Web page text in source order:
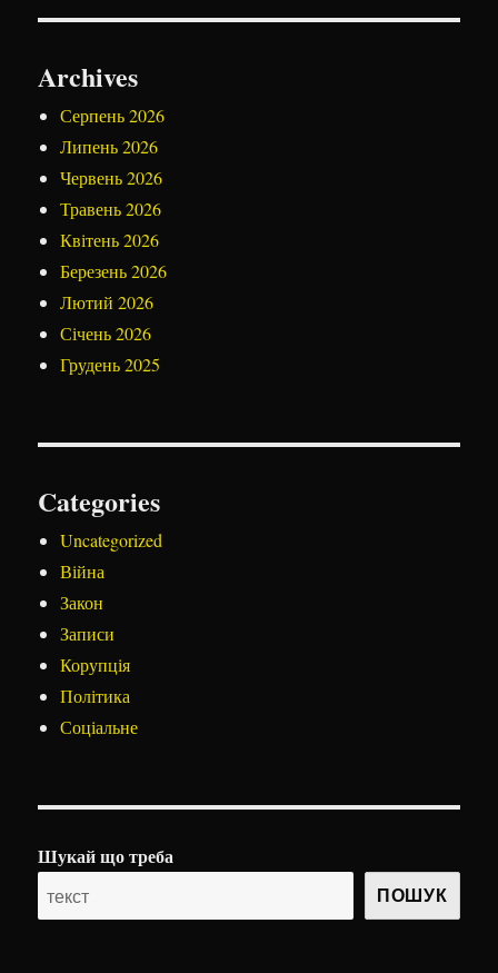
Archives
Серпень 2026
Липень 2026
Червень 2026
Травень 2026
Квітень 2026
Березень 2026
Лютий 2026
Січень 2026
Грудень 2025
Categories
Uncategorized
Війна
Закон
Записи
Корупція
Політика
Соціальне
Шукай що треба
ПОШУК